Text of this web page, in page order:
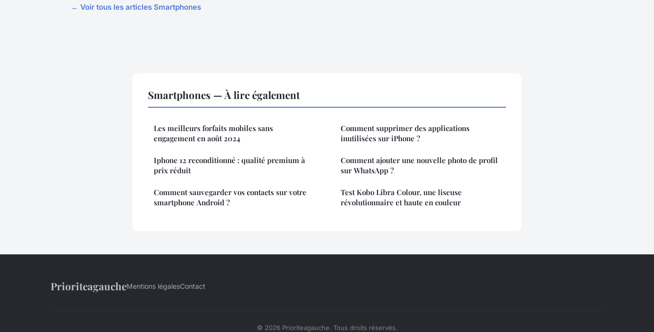
← Voir tous les articles Smartphones
Smartphones — À lire également
Les meilleurs forfaits mobiles sans
engagement en août 2024
Iphone 12 reconditionné : qualité premium à
prix réduit
Comment sauvegarder vos contacts sur votre
smartphone Android ?
Comment supprimer des applications
inutilisées sur iPhone ?
Comment ajouter une nouvelle photo de profil
sur WhatsApp ?
Test Kobo Libra Colour, une liseuse
révolutionnaire et haute en couleur
PrioriteagaucheMentions légalesContact
© 2026 Prioriteagauche. Tous droits réservés.